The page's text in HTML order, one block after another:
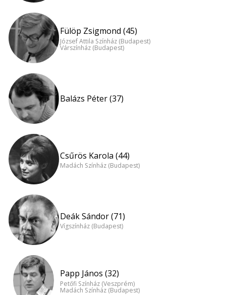
Fülöp Zsigmond (45)
József Attila Színház (Budapest)
Várszínház (Budapest)
Balázs Péter (37)
Csűrös Karola (44)
Madách Színház (Budapest)
Deák Sándor (71)
Vígszínház (Budapest)
Papp János (32)
Petőfi Színház (Veszprém)
Madách Színház (Budapest)